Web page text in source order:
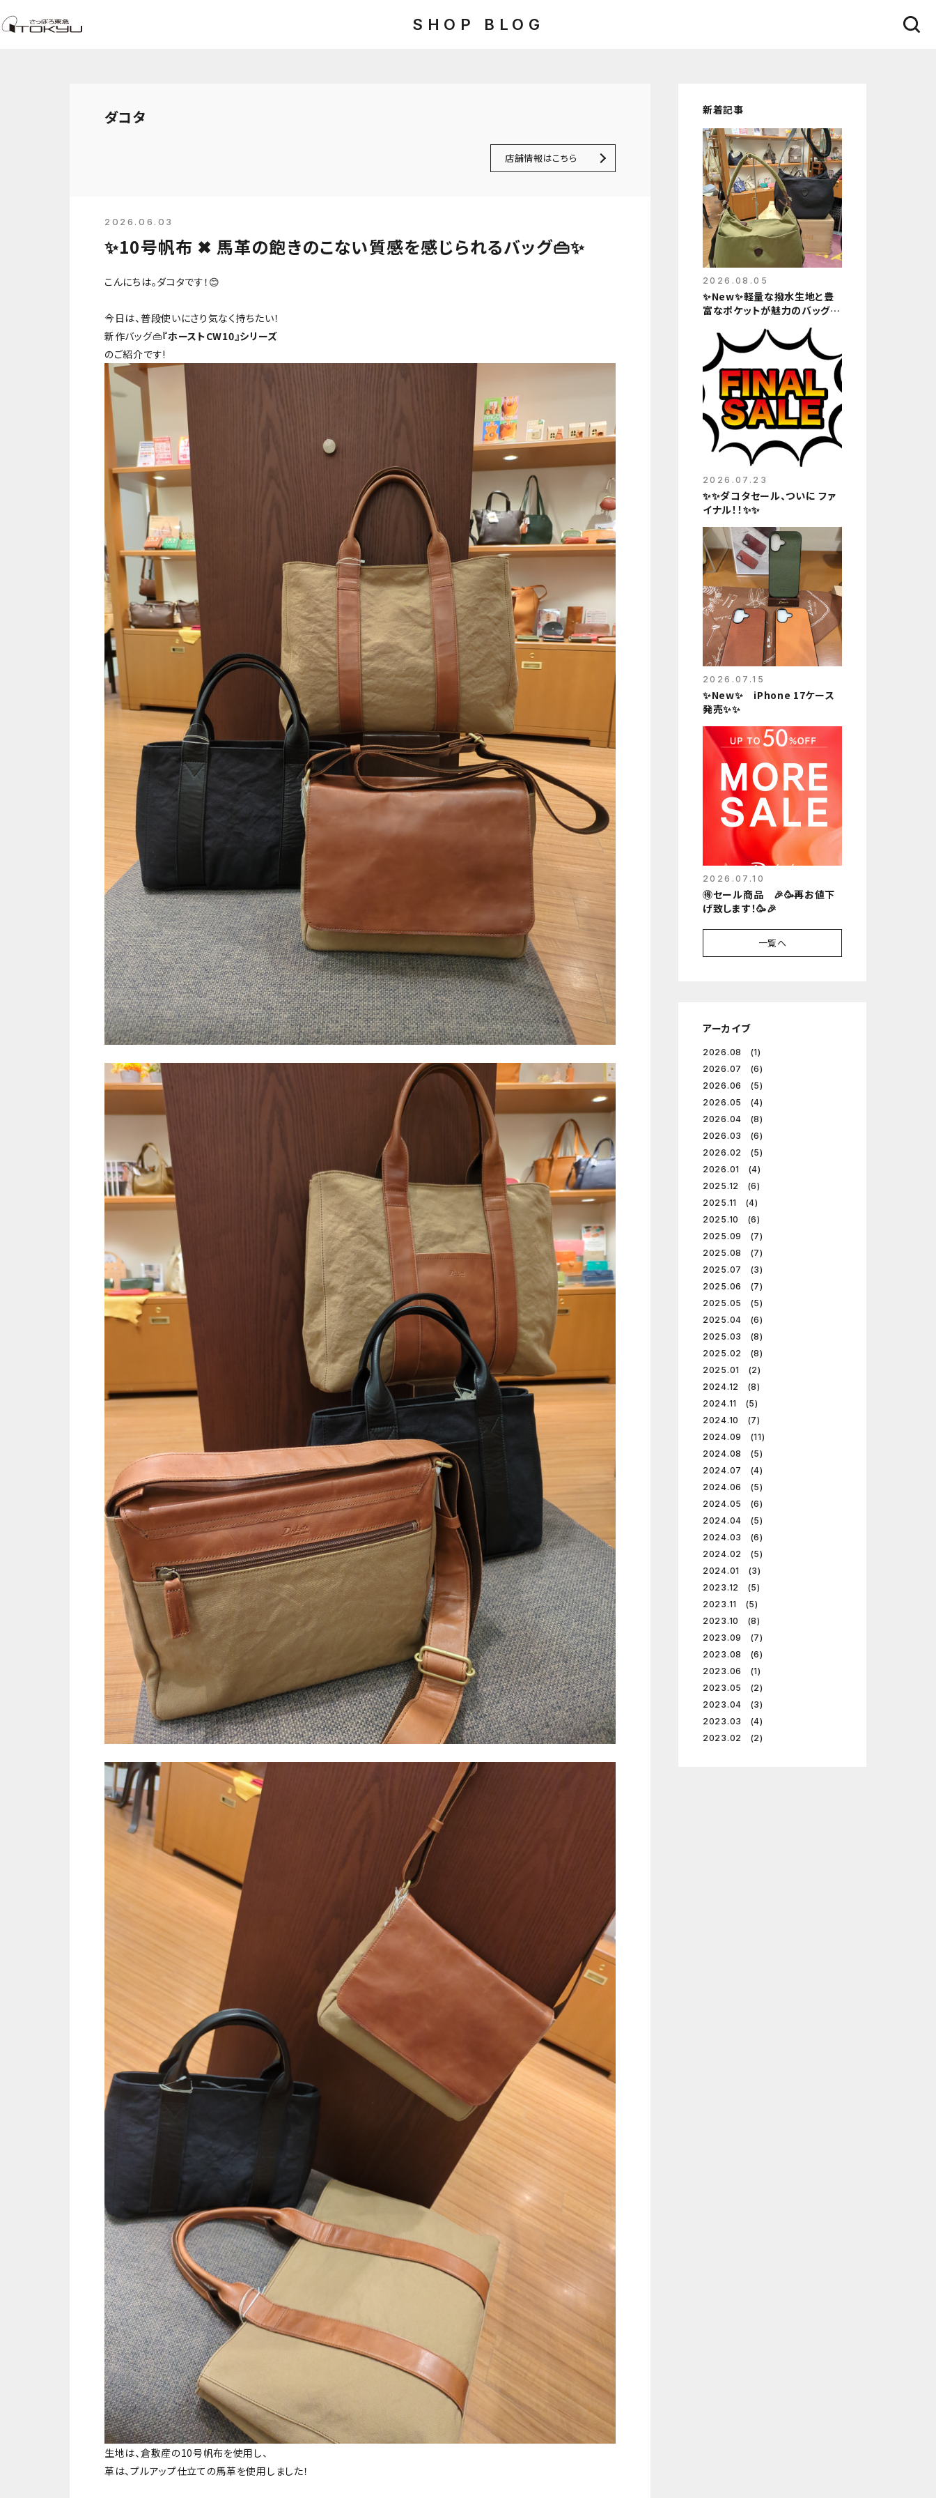
SHOP BLOG
ダコタ
店舗情報はこちら
2026.06.03
✨10号帆布 ✖ 馬革の飽きのこない質感を感じられるバッグ👜✨
こんにちは。ダコタです！😊
今日は、普段使いにさり気なく持ちたい！
新作バッグ👜『ホーストCW10』シリーズ
のご紹介です!
生地は、倉敷産の10号帆布を使用し、
革は、プルアップ仕立ての馬革を使用しました！
新着記事
2026.08.05
✨New✨軽量な撥水生地と豊
富なポケットが魅力のバッグ
2026.07.23
✨✨ダコタセール、ついに ファ
イナル！！✨✨
2026.07.15
✨New✨ iPhone 17ケース
発売✨✨
2026.07.10
🉐セール商品 🎉🥳再お値下
げ致します！🥳🎉
一覧へ
アーカイブ
2026.08 (1)
2026.07 (6)
2026.06 (5)
2026.05 (4)
2026.04 (8)
2026.03 (6)
2026.02 (5)
2026.01 (4)
2025.12 (6)
2025.11 (4)
2025.10 (6)
2025.09 (7)
2025.08 (7)
2025.07 (3)
2025.06 (7)
2025.05 (5)
2025.04 (6)
2025.03 (8)
2025.02 (8)
2025.01 (2)
2024.12 (8)
2024.11 (5)
2024.10 (7)
2024.09 (11)
2024.08 (5)
2024.07 (4)
2024.06 (5)
2024.05 (6)
2024.04 (5)
2024.03 (6)
2024.02 (5)
2024.01 (3)
2023.12 (5)
2023.11 (5)
2023.10 (8)
2023.09 (7)
2023.08 (6)
2023.06 (1)
2023.05 (2)
2023.04 (3)
2023.03 (4)
2023.02 (2)